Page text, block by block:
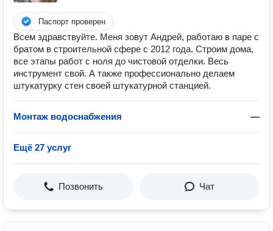
Паспорт проверен
Всем здравствуйте. Меня зовут Андрей, работаю в паре с
братом в строительной сфере с 2012 года. Строим дома,
все этапы работ с ноля до чистовой отделки. Весь
инструмент свой. А также профессионально делаем
штукатурку стен своей штукатурной станцией.
Монтаж водоснабжения —
Ещё 27 услуг
Позвонить Чат